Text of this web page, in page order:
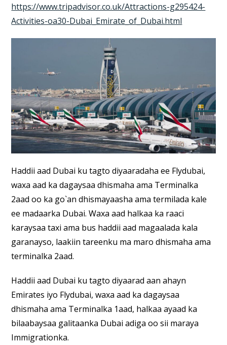
https://www.tripadvisor.co.uk/Attractions-g295424-
Activities-oa30-Dubai_Emirate_of_Dubai.html
Haddii aad Dubai ku tagto diyaaradaha ee Flydubai,
waxa aad ka dagaysaa dhismaha ama Terminalka
2aad oo ka go`an dhismayaasha ama termilada kale
ee madaarka Dubai. Waxa aad halkaa ka raaci
karaysaa taxi ama bus haddii aad magaalada kala
garanayso, laakiin tareenku ma maro dhismaha ama
terminalka 2aad.
Haddii aad Dubai ku tagto diyaarad aan ahayn
Emirates iyo Flydubai, waxa aad ka dagaysaa
dhismaha ama Terminalka 1aad, halkaa ayaad ka
bilaabaysaa galitaanka Dubai adiga oo sii maraya
Immigrationka.